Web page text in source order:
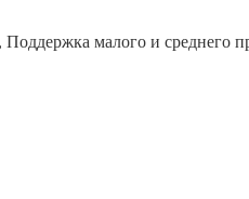
малого и среднего